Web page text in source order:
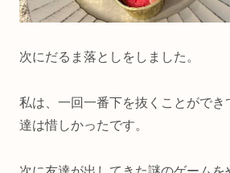
次にだるま落としをしました。
私は、一回一番下を抜くことができ
達は惜しかったです。